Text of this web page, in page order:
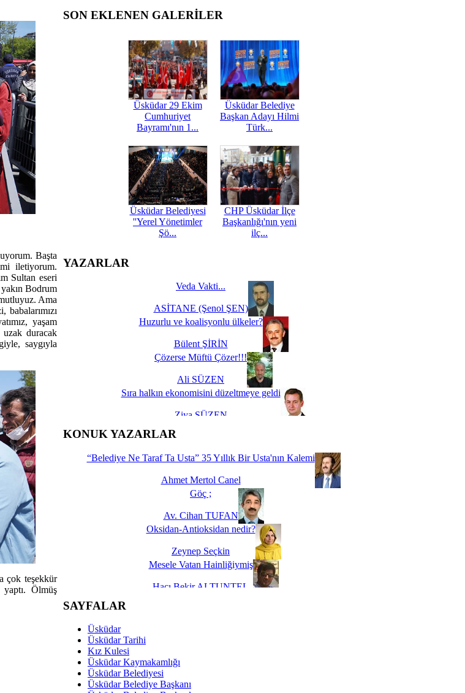
Başta
iletiyorum.
Sultan eseri
Bodrum
Ama
yaşam
uzak duracak
saygıyla
çok teşekkür
Ölmüş
SON EKLENEN GALERİLER
Üsküdar 29 Ekim
Cumhuriyet
Bayramı'nın 1...
Üsküdar Belediye
Başkan Adayı Hilmi
Türk...
Üsküdar Belediyesi
''Yerel Yönetimler
Şö...
CHP Üsküdar İlçe
Başkanlığı'nın yeni
ilç...
YAZARLAR
Veda Vakti...
ASİTANE (Şenol ŞEN)
Huzurlu ve koalisyonlu ülkeler?
Bülent ŞİRİN
Çözerse Müftü Çözer!!!
Ali SÜZEN
Sıra halkın ekonomisini düzeltmeye geldi
Ziya SÜZEN
İşte Biz buyuz...
KONUK YAZARLAR
“Belediye Ne Taraf Ta Usta” 35 Yıllık Bir Usta'nın Kalemi
Ahmet Mertol Canel
Göç ;
Av. Cihan TUFAN
Oksidan-Antioksidan nedir?
Zeynep Seçkin
Mesele Vatan Hainliğiymiş
Hacı Bekir ALTUNTEL
Dünya Fani, Ama Kısa Bir Süre De Olsa Burdayız
Savaş ŞENEL
Hukukun Adaleti Kalmadı Üstadım!
SAYFALAR
Üsküdar
Üsküdar Tarihi
Kız Kulesi
Üsküdar Kaymakamlığı
Üsküdar Belediyesi
Üsküdar Belediye Başkanı